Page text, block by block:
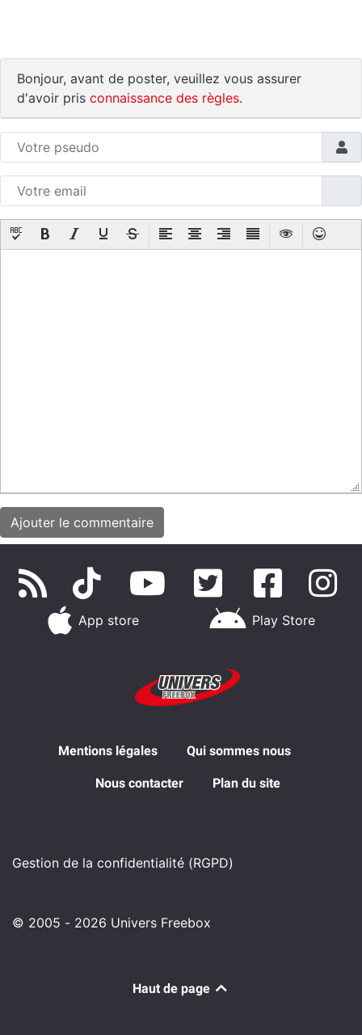
Bonjour, avant de poster, veuillez vous assurer
d'avoir pris connaissance des règles.
App store Play Store
Mentions légales Qui sommes nous
Nous contacter Plan du site
Gestion de la confidentialité (RGPD)
© 2005 - 2026 Univers Freebox
Haut de page